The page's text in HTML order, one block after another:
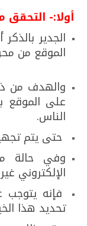
أولا:- التحقق
الجدير
الموقع من
والهدف من
على الموقع
الناس.
حتى يتم
وفي حالة
الإلكتروني
فإنه
تحديد هذا